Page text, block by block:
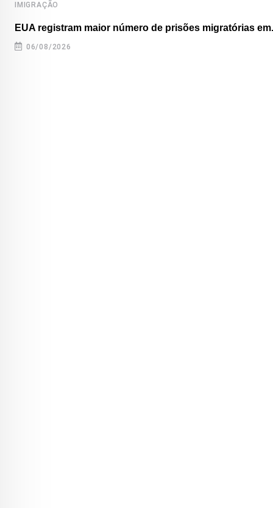
IMIGRAÇÃO
EUA registram maior número de prisões migratórias
06/08/2026